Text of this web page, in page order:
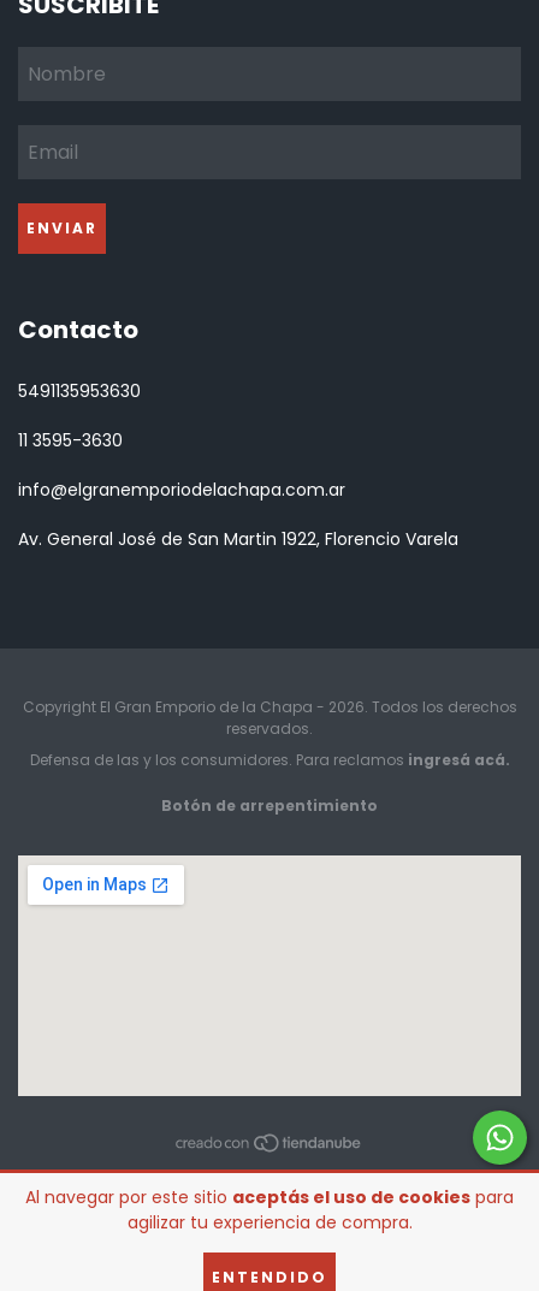
Al navegar por este sitio aceptás el uso de cookies para
agilizar tu experiencia de compra.
ENTENDIDO
Contacto
5491135953630
11 3595-3630
info@elgranemporiodelachapa.com.ar
Av. General José de San Martin 1922, Florencio Varela
Copyright El Gran Emporio de la Chapa - 2026. Todos los derechos
reservados.
Defensa de las y los consumidores. Para reclamos ingresá acá.
Botón de arrepentimiento